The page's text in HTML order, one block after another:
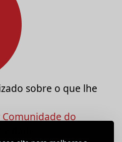
sobre o que lhe
do